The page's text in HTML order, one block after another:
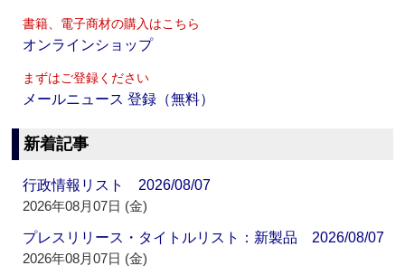
書籍、電子商材の購入はこちら
オンラインショップ
まずはご登録ください
メールニュース 登録（無料）
新着記事
行政情報リスト 2026/08/07
2026年08月07日 (金)
プレスリリース・タイトルリスト：新製品 2026/08/07
2026年08月07日 (金)